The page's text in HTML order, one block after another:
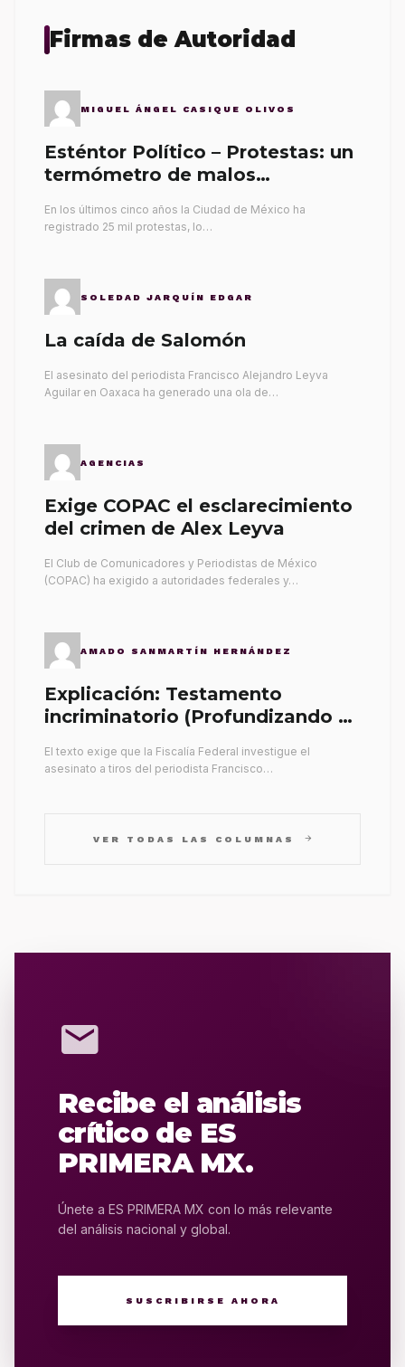
Firmas de Autoridad
MIGUEL ÁNGEL CASIQUE OLIVOS
Esténtor Político – Protestas: un
termómetro de malos
En los últimos cinco años la Ciudad de México ha
registrado 25 mil protestas, lo…
SOLEDAD JARQUÍN EDGAR
La caída de Salomón
El asesinato del periodista Francisco Alejandro Leyva
Aguilar en Oaxaca ha generado una ola de…
AGENCIAS
Exige COPAC el esclarecimiento
del crimen de Alex Leyva
El Club de Comunicadores y Periodistas de México
(COPAC) ha exigido a autoridades federales y…
AMADO SANMARTÍN HERNÁNDEZ
Explicación: Testamento
incriminatorio (Profundizando su
El texto exige que la Fiscalía Federal investigue el
asesinato a tiros del periodista Francisco…
VER TODAS LAS COLUMNAS arrow_forward
mail
Recibe el análisis
crítico de ES
PRIMERA MX.
Únete a ES PRIMERA MX con lo más relevante
del análisis nacional y global.
SUSCRIBIRSE AHORA